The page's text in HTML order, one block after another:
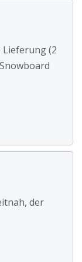
Lieferung (2
der